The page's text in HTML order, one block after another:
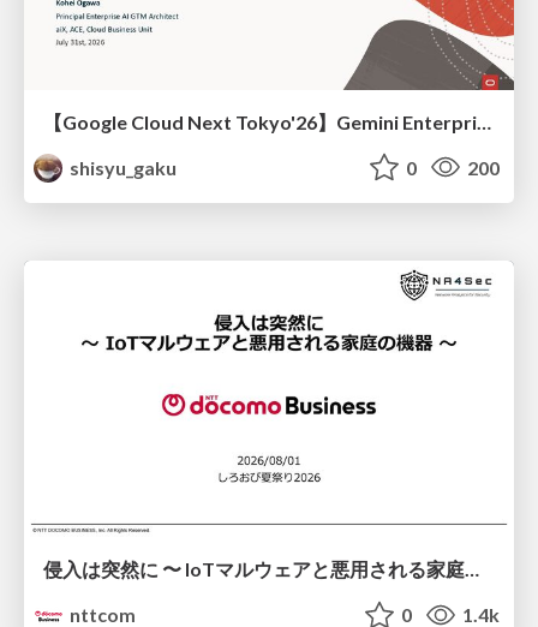
shisyu_gaku
0 200
侵入は突然に 〜 IoTマルウェアと悪用される家庭の機器 ～ / When Intrusion Strikes: IoT Malware and the Abuse of Home Devices
nttcom
0 1.4k